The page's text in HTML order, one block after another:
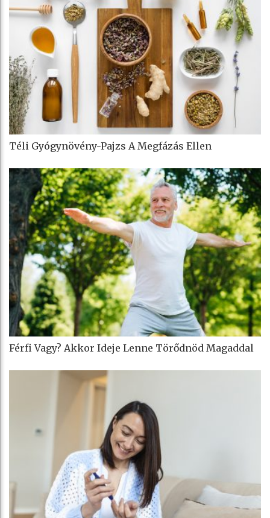
Téli Gyógynövény-Pajzs A Megfázás Ellen
Férfi Vagy? Akkor Ideje Lenne Törődnöd Magaddal